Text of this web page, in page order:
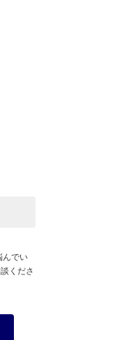
んでい
くださ